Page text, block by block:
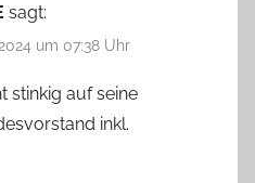
sagt:
um 07:38 Uhr
stinkig auf seine
inkl.